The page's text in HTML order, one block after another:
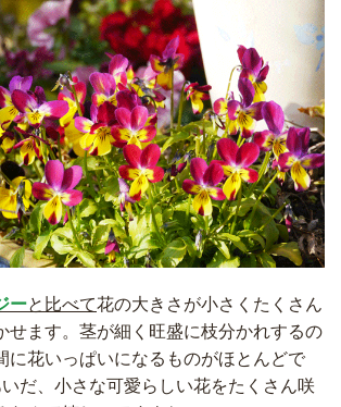
ーと比べて花の大きさが小さくたくさん
せます。茎が細く旺盛に枝分かれするの
に花いっぱいになるものがほとんどで
だ、小さな可愛らしい花をたくさん咲